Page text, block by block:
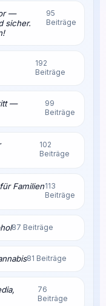
—
sicher.
95
Beiträge
192
Beiträge
—
99
Beiträge
102
Beiträge
Familien113
Beiträge
87 Beiträge
81 Beiträge
76
Beiträge